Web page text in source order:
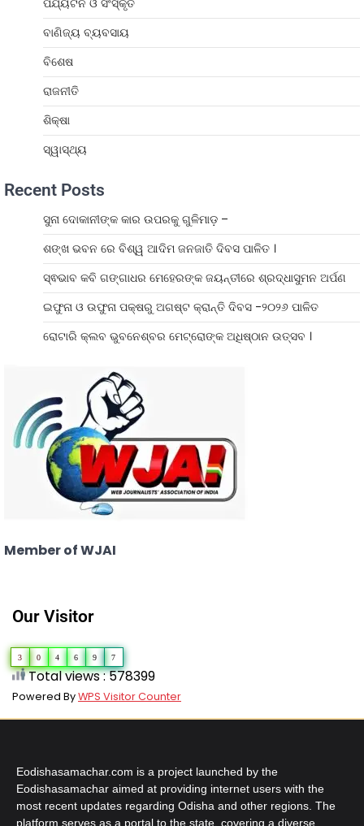
ବାଣିଜ୍ୟ ବ୍ୟବସାୟ
ବିଶେଷ
ରାଜନୀତି
ଶିକ୍ଷା
ସ୍ୱାସ୍ଥ୍ୟ
Recent Posts
ସୁନା ଦୋକାନୀଙ୍କ କାର ଉପରକୁ ଗୁଳିମାଡ଼ –
ଶଙ୍ଖ ଭବନ ରେ ବିଶ୍ୱ ଆଦିମ ଜନଜାତି ଦିବସ ପାଳିତ ।
ସ୍ଵଭାବ କବି ଗଙ୍ଗାଧର ମେହେରଙ୍କ ଜୟନ୍ତୀରେ ଶ୍ରଦ୍ଧାସୁମନ ଅର୍ପଣ
ଇଫୁନା ଓ ଉଫୁନା ପକ୍ଷରୁ ଅଗଷ୍ଟ କ୍ରାନ୍ତି ଦିବସ -୨୦୨୬ ପାଳିତ
ରୋଟାରି କ୍ଲବ ଭୁବନେଶ୍ବର ମେଟ୍ରୋଙ୍କ ଅଧିଷ୍ଠାନ ଉତ୍ସବ ।
Member of WJAI
Our Visitor
3 0 4 6 9 7
Total views : 578399
Powered ByWPS Visitor Counter
Eodishasamachar.com is a project launched by the
Eodishasamachar aimed at providing internet users with the
most recent updates regarding Odisha and other regions. The
platform serves as a portal to the state, covering a diverse